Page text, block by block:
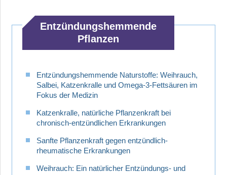
Entzündungshemmende
Pflanzen
Entzündungshemmende Naturstoffe: Weihrauch,
Salbei, Katzenkralle und Omega-3-Fettsäuren im
Fokus der Medizin
Katzenkralle, natürliche Pflanzenkraft bei
chronisch-entzündlichen Erkrankungen
Sanfte Pflanzenkraft gegen entzündlich-
rheumatische Erkrankungen
Weihrauch: Ein natürlicher Entzündungs- und